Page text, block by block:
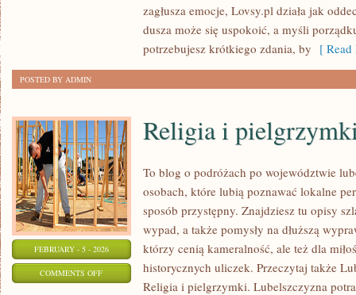
zagłusza emocje, Lovsy.pl działa jak
dusza może się uspokoić, a myśli
potrzebujesz krótkiego zdania, by [
POSTED BY ADMIN
FEBRUARY - 5 - 2026
COMMENTS OFFON
Religia i
To blog o podróżach po województwie
osobach, które lubią poznawać lokalne
sposób przystępny. Znajdziesz tu opisy
wypad, a także pomysły na dłuższą
którzy cenią kameralność, ale też dla
historycznych uliczek. Przeczytaj także
Religia i pielgrzymki. Lubelszczyzna